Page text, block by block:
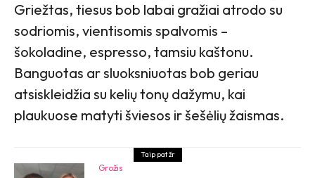
Griežtas, tiesus bob labai gražiai atrodo su
sodriomis, vientisomis spalvomis –
šokoladine, espresso, tamsiu kaštonu.
Banguotas ar sluoksniuotas bob geriau
atsiskleidžia su kelių tonų dažymu, kai
plaukuose matyti šviesos ir šešėlių žaismas.
Taip pat žr
Grožis